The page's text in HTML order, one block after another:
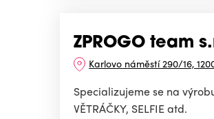
ZPROGO team
Karlovo náměstí 290/16,
Specializujeme se na
VĚTRÁČKY, SELFIE atd.